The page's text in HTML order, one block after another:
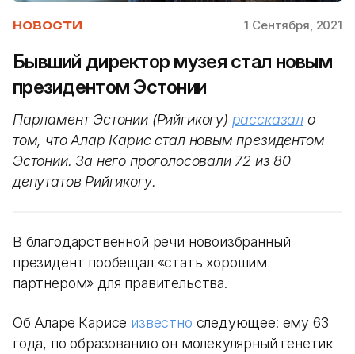
НОВОСТИ 1 Сентября, 2021
Бывший директор музея стал новым
президентом Эстонии
Парламент Эстонии (Рийгикогу) рассказал о
том, что Алар Карис стал новым президентом
Эстонии. За него проголосовали 72 из 80
депутатов Рийгикогу.
В благодарственной речи новоизбранный
президент пообещал «стать хорошим
партнером» для правительства.
Об Аларе Карисе известно следующее: ему 63
года, по образованию он молекулярный генетик